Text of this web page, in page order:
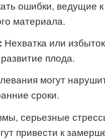
ошибки, ведущие к
материала.
Нехватка или
плода.
могут
сроки.
серьезные
привести к